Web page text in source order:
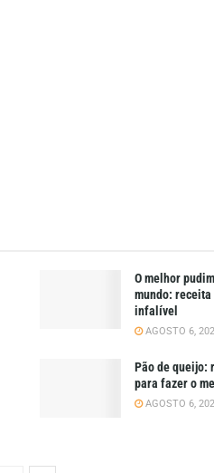
O melhor
mundo:
infalível
AGOSTO 6,
Pão de
para fazer o
AGOSTO 6,